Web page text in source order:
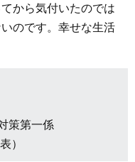
から気付いたのでは
のです。幸せな生活
策第一係
）